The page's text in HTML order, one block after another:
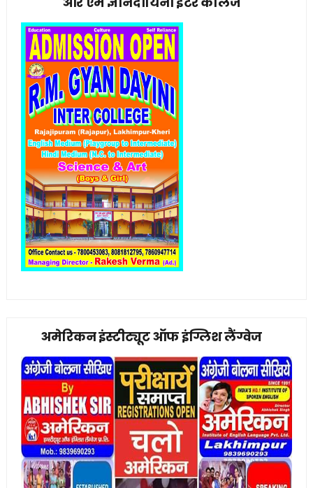
अमेरिकन इंस्टीट्यूट ऑफ इंग्लिश लैंग्वेज